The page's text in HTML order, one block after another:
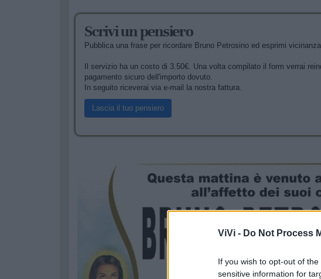
ViVi - Do Not Process
If you wish to opt-out of
sensitive information for
Scrivi un pensiero
Pubblica una frase per ricordare Bruno Petrosino ed esprimi
Il servizio ha un costo di 3.50€. Una volta compilato il form verrai
pagamento sicuro dell'importo dovuto.
In seguito riceverai via e-mail la nostra fattura.
Lascia il tuo pensiero